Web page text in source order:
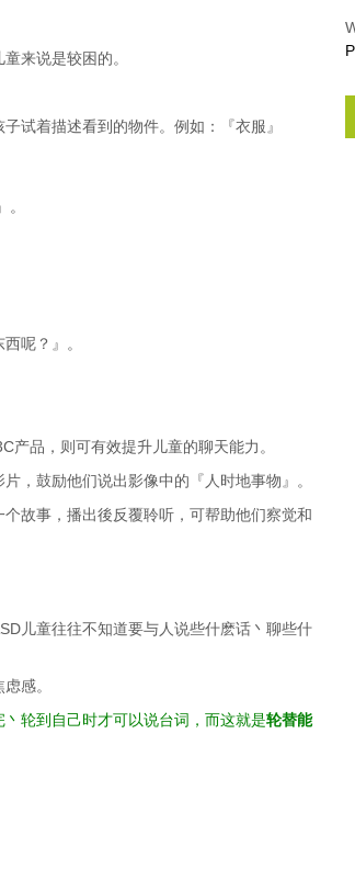
来说是较困的。
试着描述看到的物件。例如：『衣服』
呢？』。
品，则可有效提升儿童的聊天能力。
，鼓励他们说出影像中的『人时地事物』。
故事，播出後反覆聆听，可帮助他们察觉和
儿童往往不知道要与人说些什麽话丶聊些什
感。
轮到自己时才可以说台词，而这就是轮替能